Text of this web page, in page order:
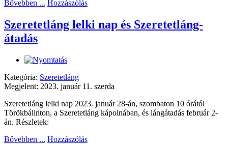
Bővebben ... Hozzászólás
Szeretetláng lelki nap és Szeretetláng-
átadás
Kategória: Szeretetláng
Megjelent: 2023. január 11. szerda
Szeretetláng lelki nap 2023. január 28-án, szombaton 10 órától
Törökbálinton, a Szeretetláng kápolnában, és lángátadás február 2-
án. Részletek:
Bővebben ... Hozzászólás